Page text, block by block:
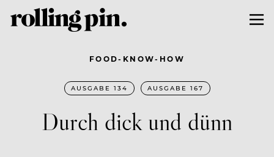
FOOD-KNOW-HOW
AUSGABE 134 AUSGABE 167
Durch dick und dünn